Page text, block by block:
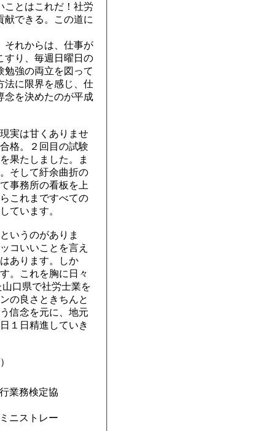
ことはこれだ！社労
献できる。この道に
それからは、仕事が
すり、毎週日曜日の
勉強の両立を図って
法に限界を感じ、仕
念を決めたのが平成
実は甘くありませ
格。２回目の試験
果たしました。ま
そして紆余曲折の
事務所の看板を上
これまですべての
ています。
いうのがありま
コいいことを言え
あります。しか
。これを胸に日々
の良さときちんと
信念を元に、地元
１日精進していき
業務検定協
ニストレー